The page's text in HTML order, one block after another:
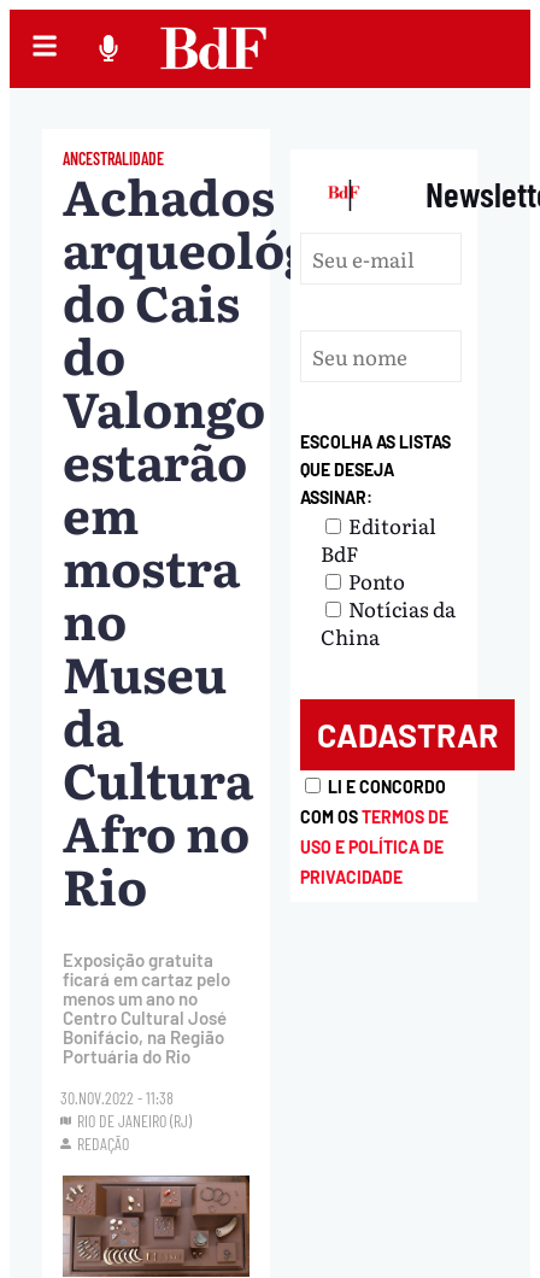
ANCESTRALIDADE
Achados
arqueológicos
do Cais
do
Valongo
estarão
em
mostra
no
Museu
da
Cultura
Afro no
Rio
Exposição gratuita
ficará em cartaz pelo
menos um ano no
Centro Cultural José
Bonifácio, na Região
Portuária do Rio
30.NOV.2022 - 11:38
RIO DE JANEIRO (RJ)
REDAÇÃO
|
ESCOLHA AS LISTAS
QUE DESEJA
ASSINAR:
Editorial
BdF
Ponto
Notícias da
China
LI E CONCORDO
COM OSTERMOS DE
USO E POLÍTICA DE
PRIVACIDADE